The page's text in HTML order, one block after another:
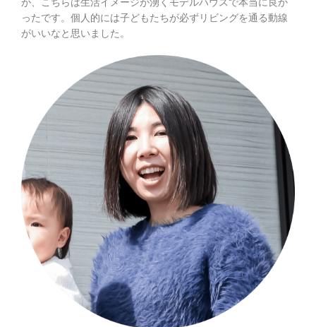
ったです。個人的には子どもたちが必ずリビングを通る動線
がいいなと思いました。